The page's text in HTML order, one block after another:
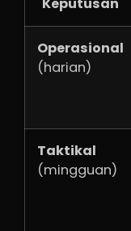
Operasional
(harian)
Taktikal
(mingguan)